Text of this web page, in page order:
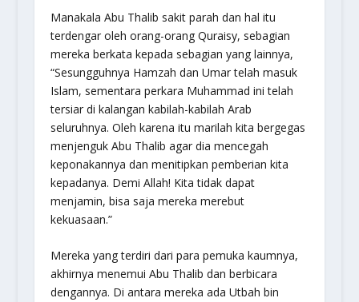
Manakala Abu Thalib sakit parah dan hal itu
terdengar oleh orang-orang Quraisy, sebagian
mereka berkata kepada sebagian yang lainnya,
“Sesungguhnya Hamzah dan Umar telah masuk
Islam, sementara perkara Muhammad ini telah
tersiar di kalangan kabilah-kabilah Arab
seluruhnya. Oleh karena itu marilah kita bergegas
menjenguk Abu Thalib agar dia mencegah
keponakannya dan menitipkan pemberian kita
kepadanya. Demi Allah! Kita tidak dapat
menjamin, bisa saja mereka merebut
kekuasaan.”
Mereka yang terdiri dari para pemuka kaumnya,
akhirnya menemui Abu Thalib dan berbicara
dengannya. Di antara mereka ada Utbah bin